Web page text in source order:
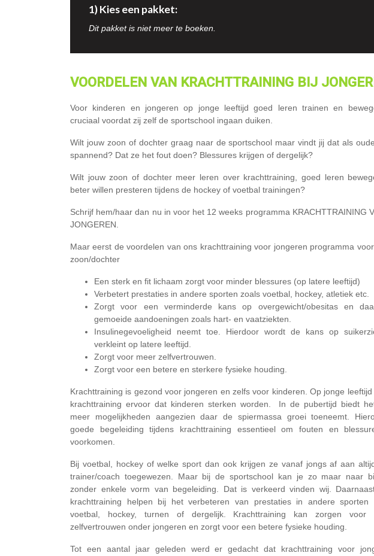
1) Kies een pakket:
Dit pakket is niet meer te boeken.
VOORDELEN VAN KRACHTTRAINING BIJ
Voor kinderen en jongeren op jonge leeftijd goed leren trainen en
cruciaal voordat zij zelf de sportschool ingaan duiken.
Wilt jouw zoon of dochter graag naar de sportschool maar vindt jij dat als
spannend? Dat ze het fout doen? Blessures krijgen of dergelijk?
Wilt jouw zoon of dochter meer leren over krachttraining, goed leren
beter willen presteren tijdens de hockey of voetbal trainingen?
Schrijf hem/haar dan nu in voor het 12 weeks programma KRACHTTRAINING
JONGEREN.
Maar eerst de voordelen van ons krachttraining voor jongeren programma
zoon/dochter
Een sterk en fit lichaam zorgt voor minder blessures (op latere leeftijd)
Verbetert prestaties in andere sporten zoals voetbal, hockey, atletiek etc.
Zorgt voor een verminderde kans op overgewicht/obesitas en
gemoeide aandoeningen zoals hart- en vaatziekten.
Insulinegevoeligheid neemt toe. Hierdoor wordt de kans op
verkleint op latere leeftijd.
Zorgt voor meer zelfvertrouwen.
Zorgt voor een betere en sterkere fysieke houding.
Krachttraining is gezond voor jongeren en zelfs voor kinderen. Op jonge
krachttraining ervoor dat kinderen sterken worden. In de pubertijd biedt
meer mogelijkheden aangezien daar de spiermassa groei toeneemt.
goede begeleiding tijdens krachttraining essentieel om fouten en
voorkomen.
Bij voetbal, hockey of welke sport dan ook krijgen ze vanaf jongs af aan
trainer/coach toegewezen. Maar bij de sportschool kan je zo maar naar
zonder enkele vorm van begeleiding. Dat is verkeerd vinden wij.
krachttraining helpen bij het verbeteren van prestaties in andere sporten
voetbal, hockey, turnen of dergelijk. Krachttraining kan zorgen voor
zelfvertrouwen onder jongeren en zorgt voor een betere fysieke houding.
Tot een aantal jaar geleden werd er gedacht dat krachttraining voor